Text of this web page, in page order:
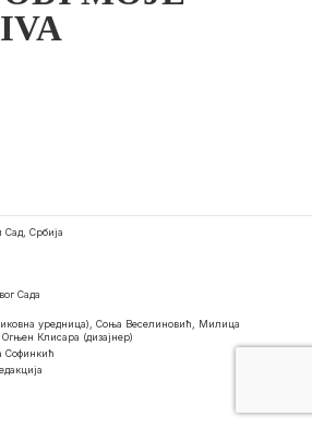
Сад, Србија
Сада
уредница), Соња Веселиновић, Милица
Клисара (дизајнер)